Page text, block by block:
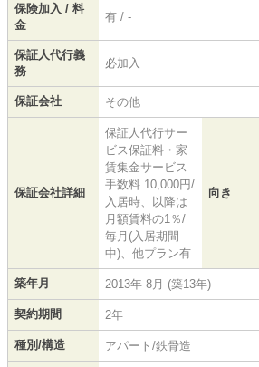
保険加入 / 料
金
有 / -
保証人代行義
務
必加入
保証会社 その他
保証会社詳細
保証人代行サー
ビス保証料・家
賃集金サービス
手数料 10,000円/
入居時、以降は
月額賃料の1％/
毎月(入居期間
中)、他プラン有
向き
築年月 2013年 8月 (築13年)
契約期間 2年
種別/構造 アパート/鉄骨造